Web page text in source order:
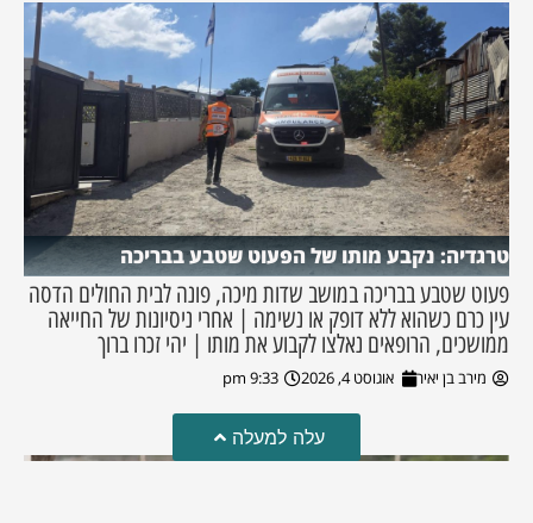
טרגדיה: נקבע מותו של הפעוט שטבע בבריכה
פעוט שטבע בבריכה במושב שדות מיכה, פונה לבית החולים הדסה
עין כרם כשהוא ללא דופק או נשימה | אחרי ניסיונות של החייאה
ממושכים, הרופאים נאלצו לקבוע את מותו | יהי זכרו ברוך
מירב בן יאיר אוגוסט 4, 2026 9:33 pm
עלה למעלה